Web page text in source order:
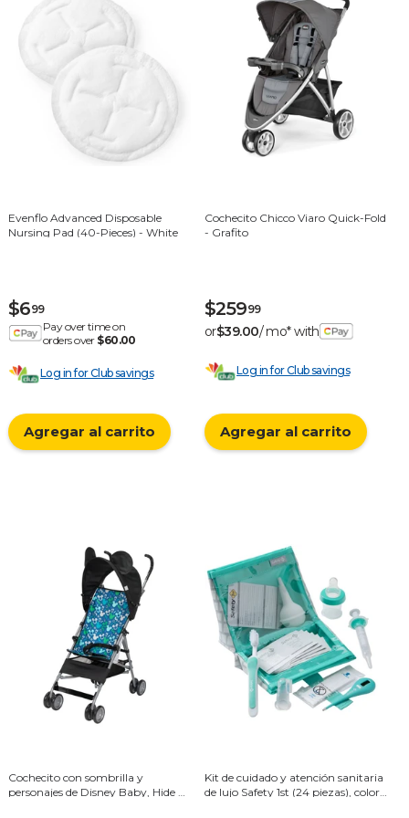
Evenflo Advanced Disposable
Nursing Pad (40-Pieces) - White
$699
Pay over time on
orders over $60.00
Log in for Club savings
Agregar al carrito
Cochecito Chicco Viaro Quick-Fold
- Grafito
$25999
or$39.00/ mo* with
Log in for Club savings
Agregar al carrito
Cochecito con sombrilla y
personajes de Disney Baby, Hide &
Kit de cuidado y atención sanitaria
de lujo Safety 1st (24 piezas), color